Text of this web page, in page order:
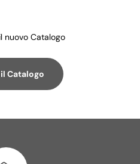
nuovo Catalogo
Catalogo